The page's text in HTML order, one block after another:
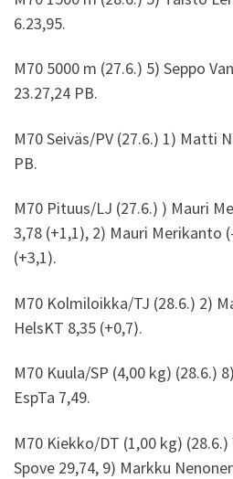
6.23,95.
M70 5000 m (27.6.) 5) Seppo
23.27,24 PB.
M70 Seiväs/PV (27.6.) 1) Matti
PB.
M70 Pituus/LJ (27.6.) ) Mauri
3,78 (+1,1), 2) Mauri Merikanto
(+3,1).
M70 Kolmiloikka/TJ (28.6.) 2)
HelsKT 8,35 (+0,7).
M70 Kuula/SP (4,00 kg) (28.6.)
EspTa 7,49.
M70 Kiekko/DT (1,00 kg)
Spove 29,74, 9) Markku